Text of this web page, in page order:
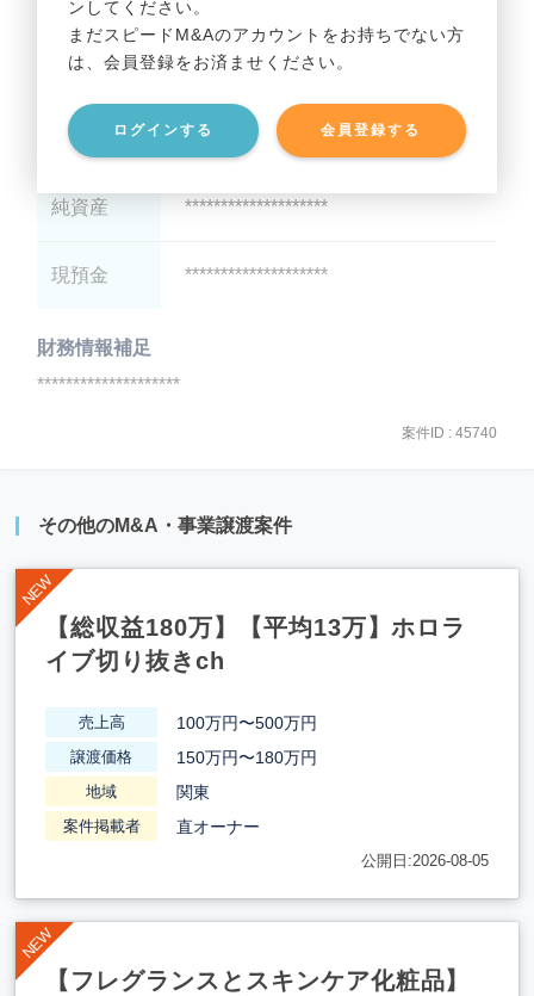
ンしてください。
まだスピードM&Aのアカウントをお持ちでない方
は、会員登録をお済ませください。
ログインする 会員登録する
貸借対照表（B/S）
総資産 ********************
有利子負債 ********************
純資産 ********************
現預金 ********************
財務情報補足
********************
案件ID : 45740
その他のM&A・事業譲渡案件
【総収益180万】【平均13万】ホロラ
イブ切り抜きch
売上高 100万円〜500万円
譲渡価格 150万円〜180万円
地域 関東
案件掲載者 直オーナー
公開日:2026-08-05
【フレグランスとスキンケア化粧品】